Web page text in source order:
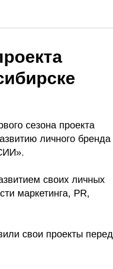
сезона проекта
личного бренда
своих личных
маркетинга, PR,
свои проекты перед